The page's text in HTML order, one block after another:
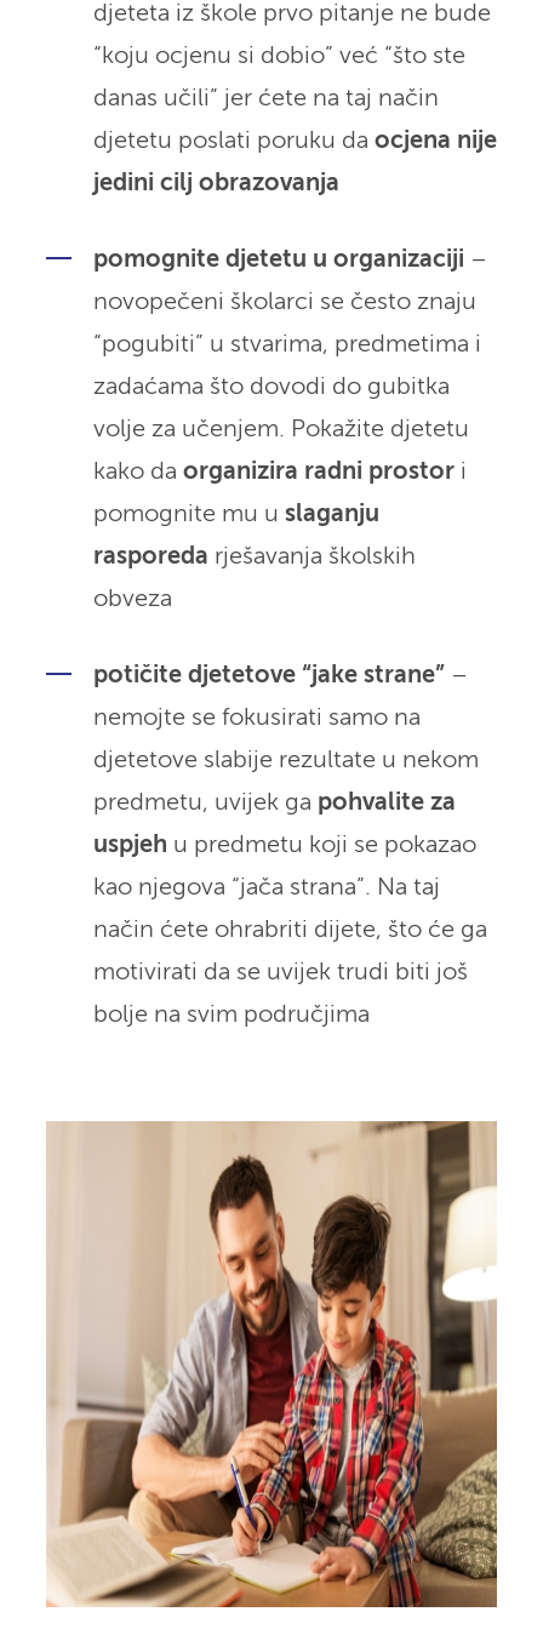
djeteta iz škole prvo pitanje ne bude
“koju ocjenu si dobio” već “što ste
danas učili” jer ćete na taj način
djetetu poslati poruku da ocjena nije
jedini cilj obrazovanja
pomognite djetetu u organizaciji –
novopečeni školarci se često znaju
“pogubiti” u stvarima, predmetima i
zadaćama što dovodi do gubitka
volje za učenjem. Pokažite djetetu
kako da organizira radni prostor i
pomognite mu u slaganju
rasporeda rješavanja školskih
obveza
potičite djetetove “jake strane” –
nemojte se fokusirati samo na
djetetove slabije rezultate u nekom
predmetu, uvijek ga pohvalite za
uspjeh u predmetu koji se pokazao
kao njegova “jača strana”. Na taj
način ćete ohrabriti dijete, što će ga
motivirati da se uvijek trudi biti još
bolje na svim područjima